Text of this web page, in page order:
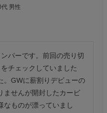
代 男性
パーです。前回の売り切
チェックしていました
。GWに薪割りデビューの
ませんが開封したカービ
なものが漂っていまし